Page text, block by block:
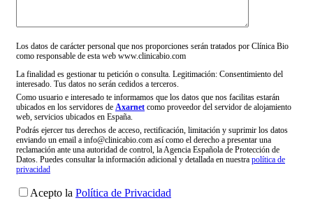
Los datos de carácter personal que nos proporciones serán tratados por Clínica Bio
como responsable de esta web www.clinicabio.com
La finalidad es gestionar tu petición o consulta. Legitimación: Consentimiento del
interesado. Tus datos no serán cedidos a terceros.
Como usuario e interesado te informamos que los datos que nos facilitas estarán
ubicados en los servidores de Axarnet como proveedor del servidor de alojamiento
web, servicios ubicados en España.
Podrás ejercer tus derechos de acceso, rectificación, limitación y suprimir los datos
enviando un email a info@clinicabio.com así como el derecho a presentar una
reclamación ante una autoridad de control, la Agencia Española de Protección de
Datos. Puedes consultar la información adicional y detallada en nuestra política de
privacidad
Acepto la Política de Privacidad